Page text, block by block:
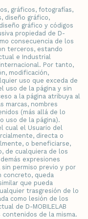
gráficos, fotografías,
diseño gráfico,
gráfico y códigos
propiedad de D-
consecuencia de los
terceros, estando
e Industrial
Por tanto,
modificación,
uso que exceda de
uso de la página y sin
a la página atribuya al
marcas, nombres
(más allá de lo
uso de la página).
cual el Usuario del
directa o
o beneficiarse,
de cualquiera de los
expresiones
permiso previo y por
concreto, queda
que pueda
trasgresión de lo
como lesión de los
de D-MOBILELAB
contenidos de la misma.